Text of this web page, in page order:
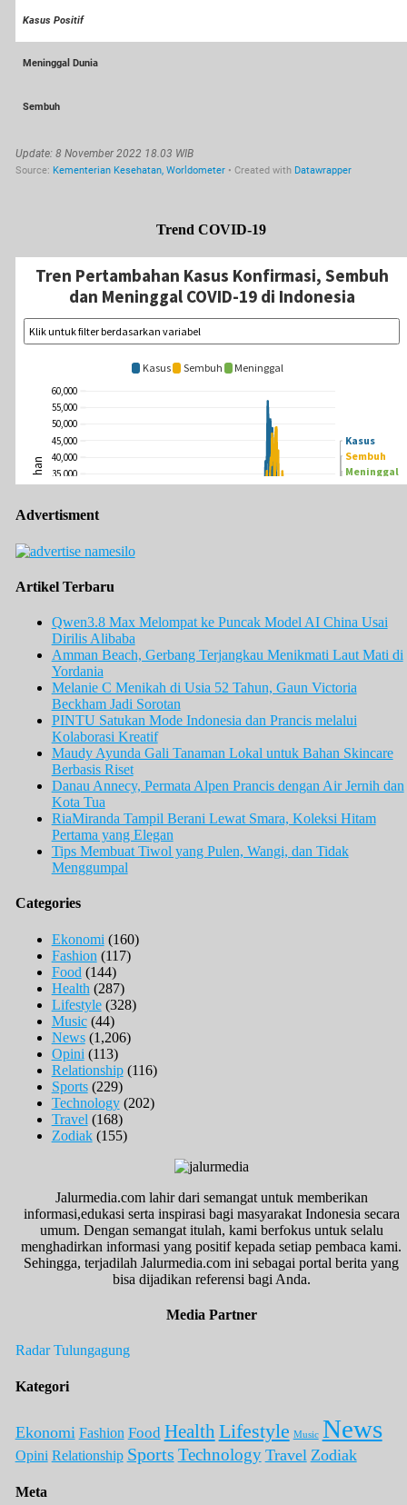
Trend COVID-19
Advertisment
Artikel Terbaru
Qwen3.8 Max Melompat ke Puncak Model AI China Usai
Dirilis Alibaba
Amman Beach, Gerbang Terjangkau Menikmati Laut Mati di
Yordania
Melanie C Menikah di Usia 52 Tahun, Gaun Victoria
Beckham Jadi Sorotan
PINTU Satukan Mode Indonesia dan Prancis melalui
Kolaborasi Kreatif
Maudy Ayunda Gali Tanaman Lokal untuk Bahan Skincare
Berbasis Riset
Danau Annecy, Permata Alpen Prancis dengan Air Jernih dan
Kota Tua
RiaMiranda Tampil Berani Lewat Smara, Koleksi Hitam
Pertama yang Elegan
Tips Membuat Tiwol yang Pulen, Wangi, dan Tidak
Menggumpal
Categories
Ekonomi (160)
Fashion (117)
Food (144)
Health (287)
Lifestyle(328)
Music(44)
News(1,206)
Opini (113)
Relationship(116)
Sports(229)
Technology(202)
Travel (168)
Zodiak(155)
Jalurmedia.com lahir dari semangat untuk memberikan
informasi,edukasi serta inspirasi bagi masyarakat Indonesia secara
umum. Dengan semangat itulah, kami berfokus untuk selalu
menghadirkan informasi yang positif kepada setiap pembaca kami.
Sehingga, terjadilah Jalurmedia.com ini sebagai portal berita yang
bisa dijadikan referensi bagi Anda.
Media Partner
Radar Tulungagung
Kategori
Ekonomi Fashion Food Health Lifestyle Music News
Opini Relationship Sports Technology Travel Zodiak
Meta